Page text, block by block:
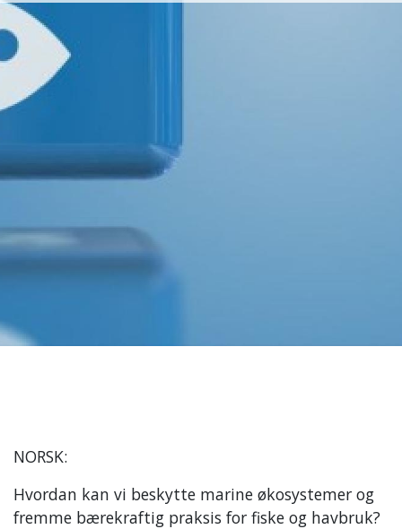
NORSK:
Hvordan kan vi beskytte marine økosystemer og
fremme bærekraftig praksis for fiske og havbruk?